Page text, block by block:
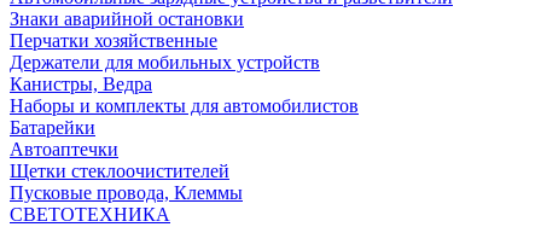
Знаки аварийной остановки
Перчатки хозяйственные
Держатели для мобильных устройств
Канистры, Ведра
Наборы и комплекты для автомобилистов
Батарейки
Автоаптечки
Щетки стеклоочистителей
Пусковые провода, Клеммы
СВЕТОТЕХНИКА